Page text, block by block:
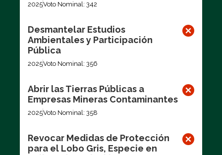
2025Voto Nominal: 342
Desmantelar Estudios
Ambientales y Participación
Pública
2025Voto Nominal: 356
Abrir las Tierras Públicas a
Empresas Mineras Contaminantes
2025Voto Nominal: 358
Revocar Medidas de Protección
para el Lobo Gris, Especie en